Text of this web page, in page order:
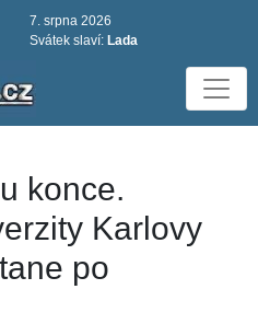
7. srpna 2026
Svátek slaví: Lada
konce.
Karlovy
po